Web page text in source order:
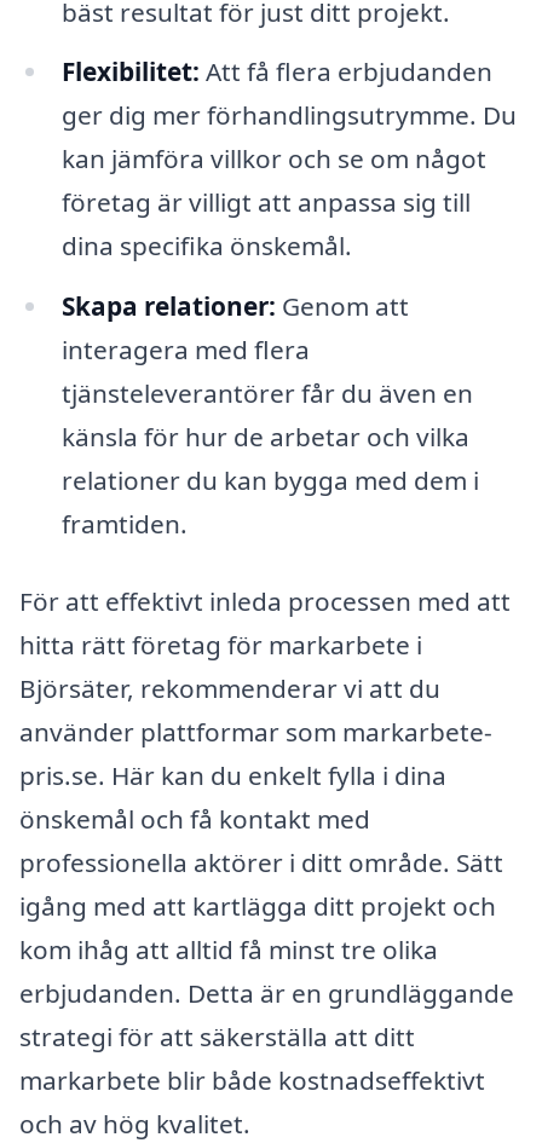
bäst resultat för just ditt projekt.
Flexibilitet: Att få flera erbjudanden
ger dig mer förhandlingsutrymme. Du
kan jämföra villkor och se om något
företag är villigt att anpassa sig till
dina specifika önskemål.
Skapa relationer: Genom att
interagera med flera
tjänsteleverantörer får du även en
känsla för hur de arbetar och vilka
relationer du kan bygga med dem i
framtiden.
För att effektivt inleda processen med att
hitta rätt företag för markarbete i
Björsäter, rekommenderar vi att du
använder plattformar som markarbete-
pris.se. Här kan du enkelt fylla i dina
önskemål och få kontakt med
professionella aktörer i ditt område. Sätt
igång med att kartlägga ditt projekt och
kom ihåg att alltid få minst tre olika
erbjudanden. Detta är en grundläggande
strategi för att säkerställa att ditt
markarbete blir både kostnadseffektivt
och av hög kvalitet.